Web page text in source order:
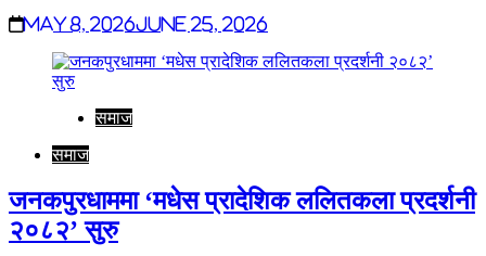
May 8, 2026June 25, 2026
समाज
समाज
जनकपुरधाममा ‘मधेस प्रादेशिक ललितकला प्रदर्शनी
२०८२’ सुरु